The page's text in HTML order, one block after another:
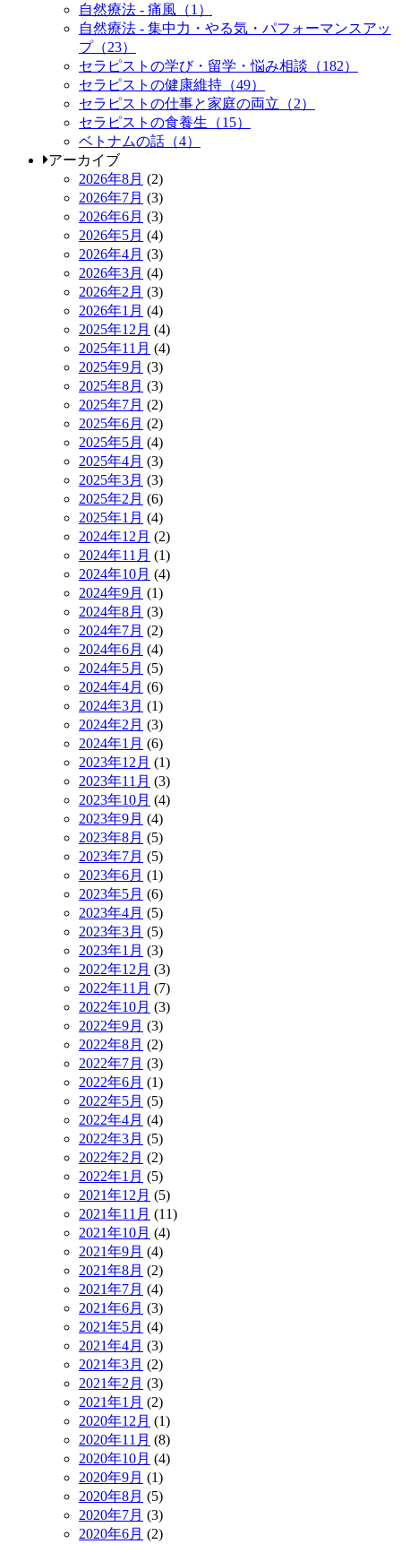
自然療法 - 痛風（1）
自然療法 - 集中力・やる気・パフォーマンスアッ
プ（23）
セラピストの学び・留学・悩み相談（182）
セラピストの健康維持（49）
セラピストの仕事と家庭の両立（2）
セラピストの食養生（15）
ベトナムの話（4）
アーカイブ
2026年8月 (2)
2026年7月 (3)
2026年6月 (3)
2026年5月 (4)
2026年4月 (3)
2026年3月 (4)
2026年2月 (3)
2026年1月 (4)
2025年12月 (4)
2025年11月 (4)
2025年9月 (3)
2025年8月 (3)
2025年7月 (2)
2025年6月 (2)
2025年5月 (4)
2025年4月 (3)
2025年3月 (3)
2025年2月 (6)
2025年1月 (4)
2024年12月 (2)
2024年11月 (1)
2024年10月 (4)
2024年9月 (1)
2024年8月 (3)
2024年7月 (2)
2024年6月 (4)
2024年5月 (5)
2024年4月 (6)
2024年3月 (1)
2024年2月 (3)
2024年1月 (6)
2023年12月 (1)
2023年11月 (3)
2023年10月 (4)
2023年9月 (4)
2023年8月 (5)
2023年7月 (5)
2023年6月 (1)
2023年5月 (6)
2023年4月 (5)
2023年3月 (5)
2023年1月 (3)
2022年12月 (3)
2022年11月 (7)
2022年10月 (3)
2022年9月 (3)
2022年8月 (2)
2022年7月 (3)
2022年6月 (1)
2022年5月 (5)
2022年4月 (4)
2022年3月 (5)
2022年2月 (2)
2022年1月 (5)
2021年12月 (5)
2021年11月 (11)
2021年10月 (4)
2021年9月 (4)
2021年8月 (2)
2021年7月 (4)
2021年6月 (3)
2021年5月 (4)
2021年4月 (3)
2021年3月 (2)
2021年2月 (3)
2021年1月 (2)
2020年12月 (1)
2020年11月 (8)
2020年10月 (4)
2020年9月 (1)
2020年8月 (5)
2020年7月 (3)
2020年6月 (2)